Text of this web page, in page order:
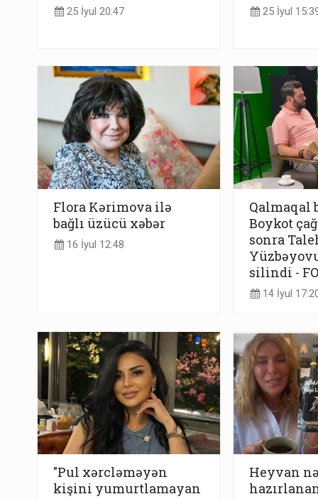
25 İyul 20:47 25 İyul
Flora Kərimova ilə
bağlı üzücü xəbər
16 İyul 12:48
Qalmaqal
Boykot
sonra
silindi -
14 İyul
"Pul xərcləməyən
kişini yumurtlamayan
Heyvan